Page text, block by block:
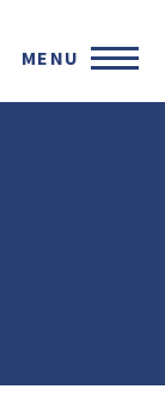
MENU